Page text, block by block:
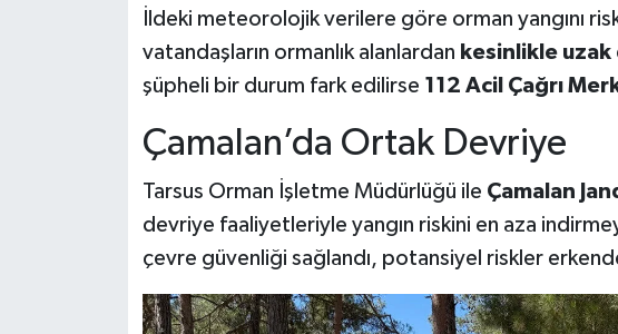
İldeki meteorolojik verilere göre orman yangını
vatandaşların ormanlık alanlardan kesinlikle uzak
şüpheli bir durum fark edilirse 112 Acil Çağrı
Çamalan’da Ortak Devriye
Tarsus Orman İşletme Müdürlüğü ile Çamalan
devriye faaliyetleriyle yangın riskini en aza
çevre güvenliği sağlandı, potansiyel riskler